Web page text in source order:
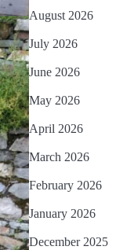
August 2026
July 2026
June 2026
May 2026
April 2026
March 2026
February 2026
January 2026
December 2025